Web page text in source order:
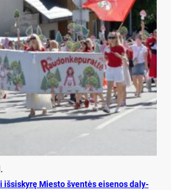
iš­si­sky­rę Mies­to šven­tės ei­se­nos da­ly­